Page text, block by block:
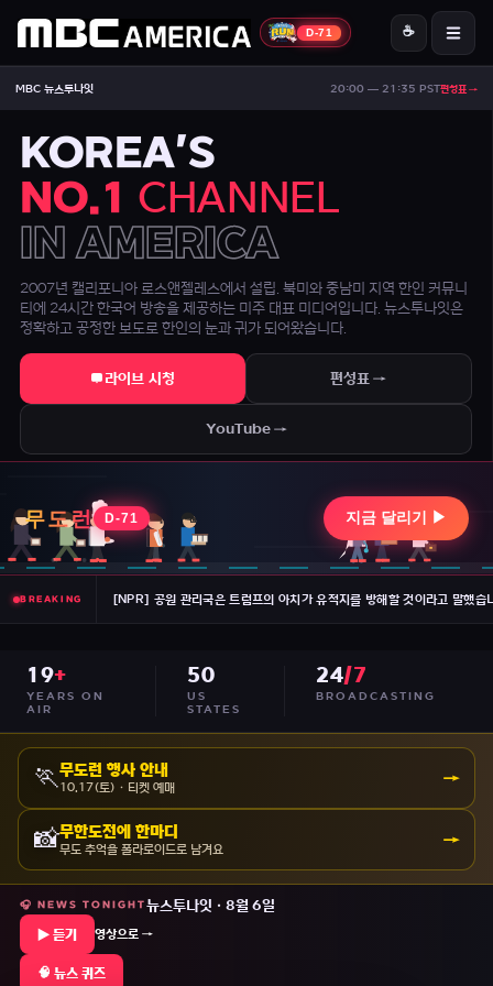
D-71 ☕
KOREA'S
NO.1 CHANNEL
IN AMERICA
2007년 캘리포니아 로스앤젤레스에서 설립. 북미와 중남미 지역 한인 커뮤니
티에 24시간 한국어 방송을 제공하는 미주 대표 미디어입니다. 뉴스투나잇은
정확하고 공정한 보도로 한인의 눈과 귀가 되어왔습니다.
라이브 시청 편성표 →
YouTube →
MBC America
ON AIR — LIVE
04:27
MBC 뉴스투나잇 20:00 — 21:35 PST편성표 →
BREAKING
[NPR] 이란은 미국과 이스라엘 선박의 호르무즈 해협 입항을 금지하고
[CBS] 트럼프가지지하는 Andy Ogles 의원은 테네시에서 공화당 예비
[NPR] 트럼프, '출생 관광'을 억제하고 출생시민권 제한하기 위해 2가지
[NPR] 공원 관리국은 트럼프의 아치가 유적지를 방해할 것이라고 말했습
[CNN] Dominion은 여전히 ​​Rudy Giuliani 및 Sidney Powell과 같은
[NPR] 이란은 미국과 이스라엘 선박의 호르무즈 해협 입항을 금지하고
[CBS] 트럼프가지지하는 Andy Ogles 의원은 테네시에서 공화당 예비
[NPR] 트럼프, '출생 관광'을 억제하고 출생시민권 제한하기 위해 2가지
[NPR] 공원 관리국은 트럼프의 아치가 유적지를 방해할 것이라고 말했습
[NYT] 트럼프, 출생 시민권과 '출생 관광'을 목표로 하는 행정 명령에 서명
19+
YEARS ON
AIR
50
US
STATES
24/7
BROADCASTING
🏃무도런 행사 안내
10.17(토) · 티켓 예매 →
📸무한도전에 한마디
무도 추억을 폴라로이드로 남겨요 →
🎧 NEWS TONIGHT 뉴스투나잇 · 8월 6일
▶ 듣기 영상으로 →
🧠 뉴스 퀴즈